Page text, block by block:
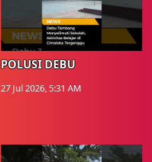
POLUSI DEBU
27 Jul 2026, 5:31 AM